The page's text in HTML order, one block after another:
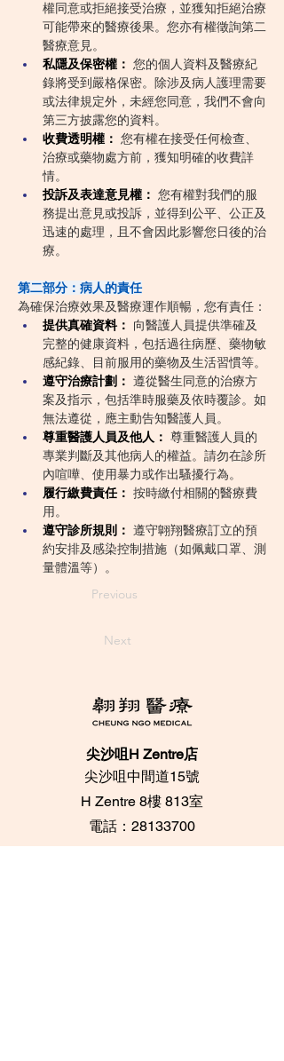
權同意或拒絕接受治療，並獲知拒絕治療
可能帶來的醫療後果。您亦有權徵詢第二
醫療意見。
私隱及保密權： 您的個人資料及醫療紀
錄將受到嚴格保密。除涉及病人護理需要
或法律規定外，未經您同意，我們不會向
第三方披露您的資料。
收費透明權： 您有權在接受任何檢查、
治療或藥物處方前，獲知明確的收費詳
情。
投訴及表達意見權： 您有權對我們的服
務提出意見或投訴，並得到公平、公正及
迅速的處理，且不會因此影響您日後的治
療。
第二部分：病人的責任
為確保治療效果及醫療運作順暢，您有責任：
提供真確資料：
向醫護人員提供準確及
完整的健康資料，包括過往病歷、藥物敏
感紀錄、目前服用的藥物及生活習慣等。
遵守治療計劃： 遵從醫生同意的治療方
案及指示，包括準時服藥及依時覆診。如
無法遵從，應主動告知醫護人員。
尊重醫護人員及他人： 尊重醫護人員的
專業判斷及其他病人的權益。請勿在診所
內喧嘩、使用暴力或作出騷擾行為。
履行繳費責任： 按時繳付相關的醫療費
用。
遵守診所規則： 遵守翺翔醫療訂立的預
約安排及感染控制措施（如佩戴口罩、測
量體溫等）。
Previous
Next
尖沙咀H Zentre店
尖沙咀中間道15號
​H Zentre 8樓 813室
電話：28133700
​Whatsapp：+85295096276